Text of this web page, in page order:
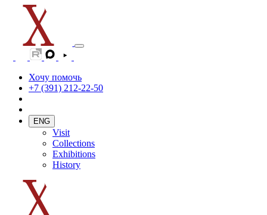
Хочу помочь
+7 (391) 212-22-50
ENG
Visit
Collections
Exhibitions
History